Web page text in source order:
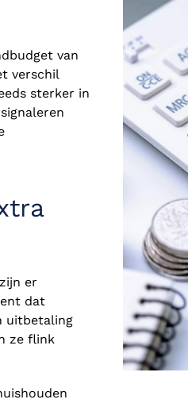
van
verschil
sterker in
er
dat
uitbetaling
ze flink